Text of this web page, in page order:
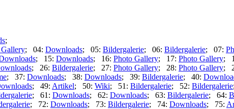
;
; 04: Downloads; 05: Bildergalerie; 06: Bildergalerie; 07:
; 15: Downloads; 16: Photo Gallery; 17: Photo Gallery;
; 26: Bildergalerie; 27: Photo Gallery; 28: Photo Gallery;
; 37: Downloads; 38: Downloads; 39: Bildergalerie; 40:
; 49: Artikel; 50: Wiki; 51: Bildergalerie; 52: Bildergalerie
; 61: Downloads; 62: Downloads; 63: Bildergalerie; 64:
; 72: Downloads; 73: Bildergalerie; 74: Downloads; 75: